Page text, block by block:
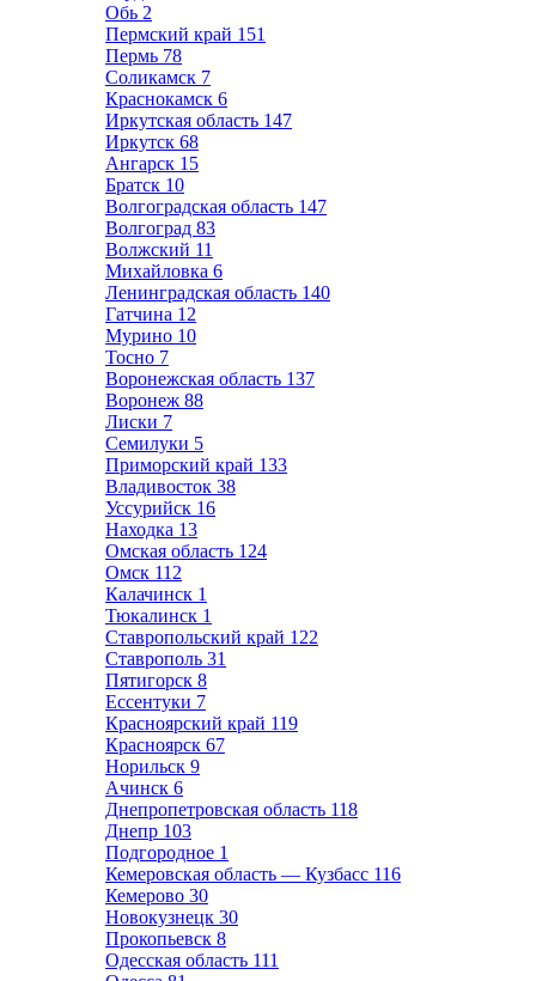
Обь 2
Пермский край 151
Пермь 78
Соликамск 7
Краснокамск 6
Иркутская область 147
Иркутск 68
Ангарск 15
Братск 10
Волгоградская область 147
Волгоград 83
Волжский 11
Михайловка 6
Ленинградская область 140
Гатчина 12
Мурино 10
Тосно 7
Воронежская область 137
Воронеж 88
Лиски 7
Семилуки 5
Приморский край 133
Владивосток 38
Уссурийск 16
Находка 13
Омская область 124
Омск 112
Калачинск 1
Тюкалинск 1
Ставропольский край 122
Ставрополь 31
Пятигорск 8
Ессентуки 7
Красноярский край 119
Красноярск 67
Норильск 9
Ачинск 6
Днепропетровская область 118
Днепр 103
Подгородное 1
Кемеровская область — Кузбасс 116
Кемерово 30
Новокузнецк 30
Прокопьевск 8
Одесская область 111